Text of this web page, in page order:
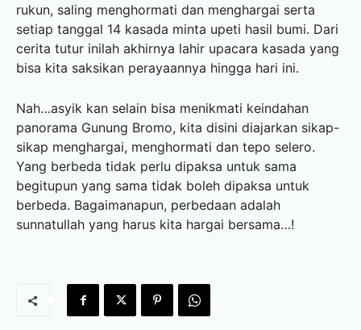
rukun, saling menghormati dan menghargai serta
setiap tanggal 14 kasada minta upeti hasil bumi. Dari
cerita tutur inilah akhirnya lahir upacara kasada yang
bisa kita saksikan perayaannya hingga hari ini.
Nah…asyik kan selain bisa menikmati keindahan
panorama Gunung Bromo, kita disini diajarkan sikap-
sikap menghargai, menghormati dan tepo selero.
Yang berbeda tidak perlu dipaksa untuk sama
begitupun yang sama tidak boleh dipaksa untuk
berbeda. Bagaimanapun, perbedaan adalah
sunnatullah yang harus kita hargai bersama…!